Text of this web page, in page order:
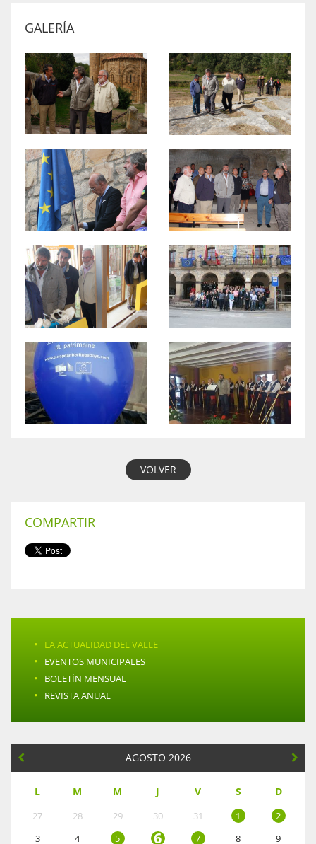
GALERÍA
VOLVER
COMPARTIR
· LA ACTUALIDAD DEL VALLE
· EVENTOS MUNICIPALES
· BOLETÍN MENSUAL
· REVISTA ANUAL
AGOSTO 2026
L M M J V S D
27 28 29 30 31 1
2
3
4 5 6 7 8 9